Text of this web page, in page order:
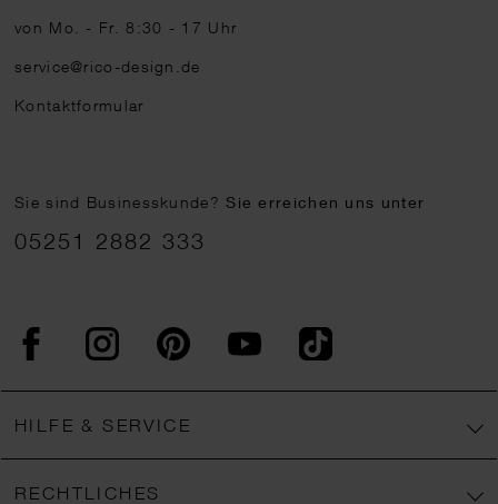
von Mo. - Fr. 8:30 - 17 Uhr
service@rico-design.de
Kontaktformular
Sie sind Businesskunde?Sie erreichen uns unter
05251 2882 333
FacebookInstagram PinterestYouTubeTikTok
HILFE & SERVICE
RECHTLICHES